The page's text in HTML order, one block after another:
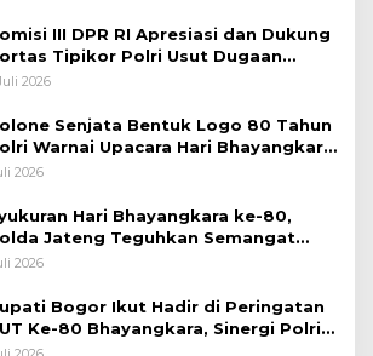
III DPR RI Apresiasi dan Dukung
Tipikor Polri Usut Dugaan
Batu Bara
2026
Senjata Bentuk Logo 80 Tahun
Warnai Upacara Hari Bhayangkara
80
2026
Hari Bhayangkara ke-80,
Jateng Teguhkan Semangat
dan Pererat Kebersamaan
2026
Bogor Ikut Hadir di Peringatan
Ke-80 Bhayangkara, Sinergi Polri
Pemkab Bogor Jadi Kunci Menjaga